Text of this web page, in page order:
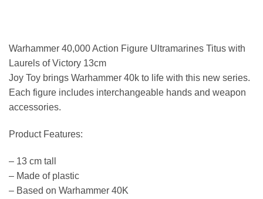
Warhammer 40,000 Action Figure Ultramarines Titus with
Laurels of Victory 13cm
Joy Toy brings Warhammer 40k to life with this new series.
Each figure includes interchangeable hands and weapon
accessories.
Product Features:
– 13 cm tall
– Made of plastic
– Based on Warhammer 40K